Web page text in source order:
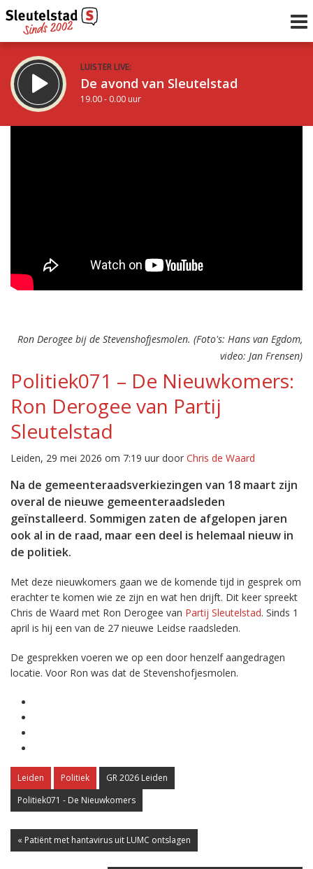
LUISTER LIVE:
De avond van Sleutelstad
19.00 - 0.00 uur
Ron Derogee bij de Stevenshofjesmolen. (Foto's: Hans van Egdom,
video: Jan Frensen)
Politiek071 – De Nieuwkomers:
Ron Derogee van Partij
Sleutelstad
Leiden, 29 mei 2026 om 7:19 uur door Chris de Waard
Na de gemeenteraadsverkiezingen van 18 maart zijn
overal de nieuwe gemeenteraadsleden
geïnstalleerd. Sommigen zaten de afgelopen jaren
ook al in de raad, maar een deel is helemaal nieuw in
de politiek.
Met deze nieuwkomers gaan we de komende tijd in gesprek om
erachter te komen wie ze zijn en wat hen drijft. Dit keer spreekt
Chris de Waard met Ron Derogee van Partij Sleutelstad. Sinds 1
april is hij een van de 27 nieuwe Leidse raadsleden.
De gesprekken voeren we op een door henzelf aangedragen
locatie. Voor Ron was dat de Stevenshofjesmolen.
Leiden Politiek
GR 2026 Leiden
Politiek071 - De Nieuwkomers
« Patiënt met hantavirus uit LUMC ontslagen